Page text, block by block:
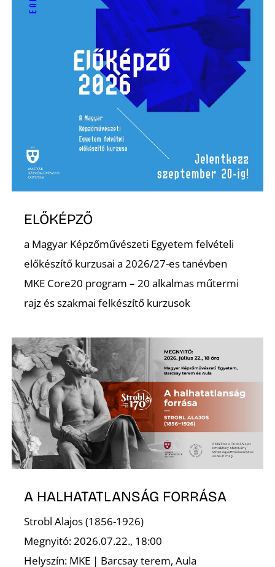
ELŐKÉPZŐ
a Magyar Képzőművészeti Egyetem felvételi
előkészítő kurzusai a 2026/27-es tanévben
MKE Core20 program – 20 alkalmas műtermi
rajz és szakmai felkészítő kurzusok
A HALHATATLANSÁG FORRÁSA
Strobl Alajos (1856-1926)
Megnyitó: 2026.07.22., 18:00
Helyszín: MKE | Barcsay terem, Aula